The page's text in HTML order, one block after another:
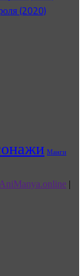
(2020)
Манги
|